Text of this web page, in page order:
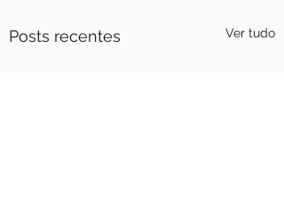
Posts recentes Ver tudo